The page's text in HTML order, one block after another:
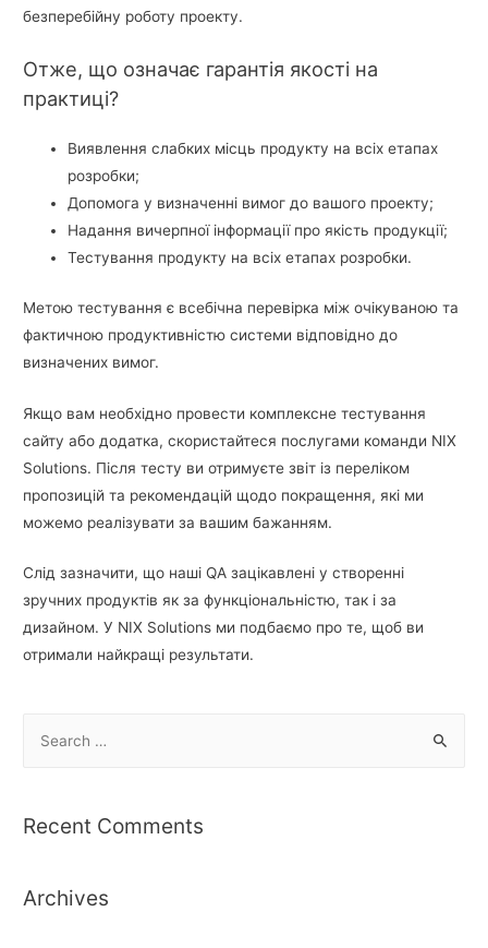
безперебійну роботу проекту.
Отже, що означає гарантія якості на
практиці?
Виявлення слабких місць продукту на всіх етапах
розробки;
Допомога у визначенні вимог до вашого проекту;
Надання вичерпної інформації про якість продукції;
Тестування продукту на всіх етапах розробки.
Метою тестування є всебічна перевірка між очікуваною та
фактичною продуктивністю системи відповідно до
визначених вимог.
Якщо вам необхідно провести комплексне тестування
сайту або додатка, скористайтеся послугами команди NIX
Solutions. Після тесту ви отримуєте звіт із переліком
пропозицій та рекомендацій щодо покращення, які ми
можемо реалізувати за вашим бажанням.
Слід зазначити, що наші QA зацікавлені у створенні
зручних продуктів як за функціональністю, так і за
дизайном. У NIX Solutions ми подбаємо про те, щоб ви
отримали найкращі результати.
r
f
Recent Comments
Archives